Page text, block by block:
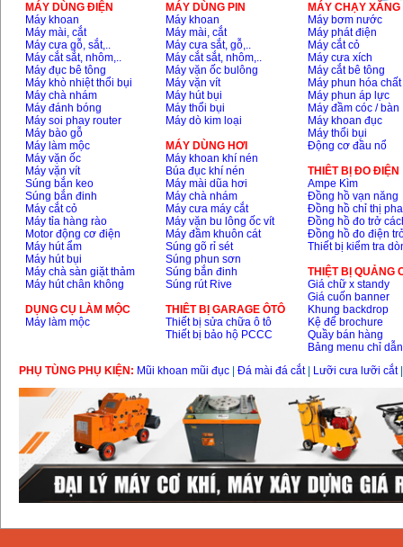
MÁY DÙNG ĐIỆN
Máy khoan
Máy mài, cắt
Máy cưa gỗ, sắt,..
Máy cắt sắt, nhôm,..
Máy đục bê tông
Máy khò nhiệt thổi bụi
Máy chà nhám
Máy đánh bóng
Máy soi phay router
Máy bào gỗ
Máy làm mộc
Máy vặn ốc
Máy vặn vít
Súng bắn keo
Súng bắn đinh
Máy cắt cỏ
Máy tỉa hàng rào
Motor động cơ điện
Máy hút ẩm
Máy hút bụi
Máy chà sàn giặt thảm
Máy hút chân không
DỤNG CỤ LÀM MỘC
Máy làm mộc
MÁY DÙNG PIN
Máy khoan
Máy mài, cắt
Máy cưa sắt, gỗ,..
Máy cắt sắt, nhôm,..
Máy vặn ốc bulông
Máy vặn vít
Máy hút bụi
Máy thổi bụi
Máy dò kim loại
MÁY DÙNG HƠI
Máy khoan khí nén
Búa đục khí nén
Máy mài dũa hơi
Máy chà nhám
Máy cưa máy cắt
Máy vặn bu lông ốc vít
Máy đầm khuôn cát
Súng gõ rỉ sét
Súng phun sơn
Súng bắn đinh
Súng rút Rive
THIÊT BỊ GARAGE ÔTÔ
Thiết bị sửa chữa ô tô
Thiết bị bảo hộ PCCC
MÁY CHẠY
Máy bơm nước
Máy phát điện
Máy cắt cỏ
Máy cưa xích
Máy cắt bê tông
Máy phun hóa chất
Máy phun áp lực
Máy đầm cóc / bàn
Máy khoan đục
Máy thổi bụi
Động cơ đầu nổ
THIÊT BỊ ĐO ĐIỆN
Ampe Kìm
Đồng hồ vạn năng
Đồng hồ chỉ thị pha
Đồng hồ đo trở
Đồng hồ đo điện
Thiết bị kiểm tra
THIỆT BỊ QUẢNG
Giá chữ x standy
Giá cuốn banner
Khung backdrop
Kệ để brochure
Quầy bán hàng
Bảng menu chỉ dẫn
PHỤ TÙNG PHỤ KIỆN: Mũi khoan mũi đục Đá mài đá cắt| Lưỡi cưa lưỡi cắt